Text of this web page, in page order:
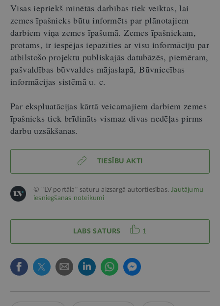
Visas iepriekš minētās darbības tiek veiktas, lai
zemes īpašnieks būtu informēts par plānotajiem
darbiem viņa zemes īpašumā. Zemes īpašniekam,
protams, ir iespējas iepazīties ar visu informāciju par
atbilstošo projektu publiskajās datubāzēs, piemēram,
pašvaldības būvvaldes mājaslapā, Būvniecības
informācijas sistēmā u. c.
Par ekspluatācijas kārtā veicamajiem darbiem zemes
īpašnieks tiek brīdināts vismaz divas nedēļas pirms
darbu uzsākšanas.
TIESĪBU AKTI
© "LV portāla" saturu aizsargā autortiesības.Jautājumu
iesniegšanas noteikumi
LABS SATURS 1